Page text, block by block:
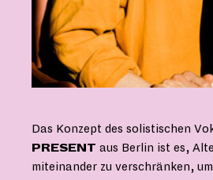
Das Konzept des solistischen
PRESENT aus Berlin ist es,
miteinander zu verschränken,